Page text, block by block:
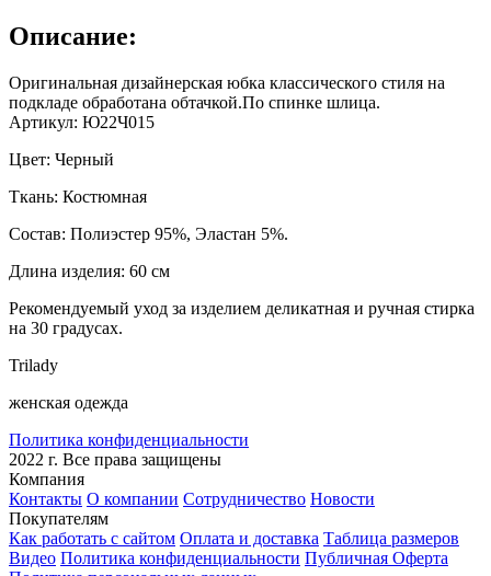
Описание:
Оригинальная дизайнерская юбка классического стиля на
подкладе обработана обтачкой.По спинке шлица.
Артикул: Ю22Ч015
Цвет: Черный
Ткань: Костюмная
Состав: Полиэстер 95%, Эластан 5%.
Длина изделия: 60 см
Рекомендуемый уход за изделием деликатная и ручная стирка
на 30 градусах.
Trilady
женская одежда
Политика конфиденциальности
2022 г. Все права защищены
Компания
Контакты О компании Сотрудничество Новости
Покупателям
Как работать с сайтом Оплата и доставка Таблица размеров
Видео Политика конфиденциальности Публичная Оферта